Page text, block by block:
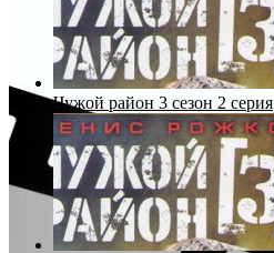
Чужой район 3 сезон 2 серия